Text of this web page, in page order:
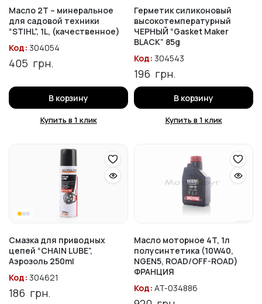
Масло 2T – минеральное
для садовой техники
“STIHL”, 1L, (качественное)
Код: 304054
405 грн.
В корзину
Купить в 1 клик
Герметик силиконовый
высокотемпературный
ЧЕРНЫЙ “Gasket Maker
BLACK” 85g
Код: 304543
196 грн.
В корзину
Купить в 1 клик
Смазка для приводных
цепей “CHAIN LUBE”,
Аэрозоль 250ml
Код: 304621
186 грн.
Масло моторное 4T, 1л
полусинтетика (10W40,
NGEN5, ROAD/OFF-ROAD)
ФРАНЦИЯ
Код: AT-034886